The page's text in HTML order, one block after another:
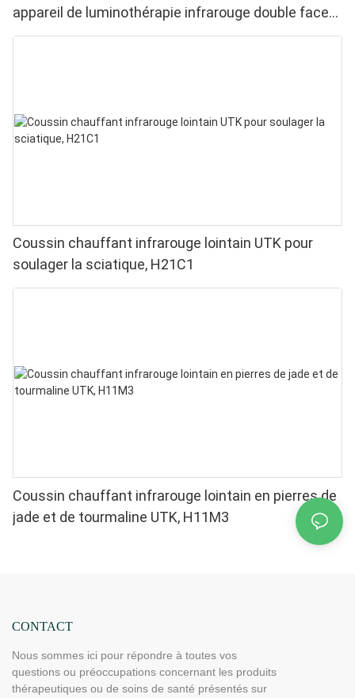
appareil de luminothérapie infrarouge double face
pour soulager les douleurs aux doigts et aux
Coussin chauffant infrarouge lointain UTK pour
soulager la sciatique, H21C1
Coussin chauffant infrarouge lointain en pierres de
jade et de tourmaline UTK, H11M3
CONTACT
Nous sommes ici pour répondre à toutes vos
questions ou préoccupations concernant les produits
thérapeutiques ou de soins de santé présentés sur